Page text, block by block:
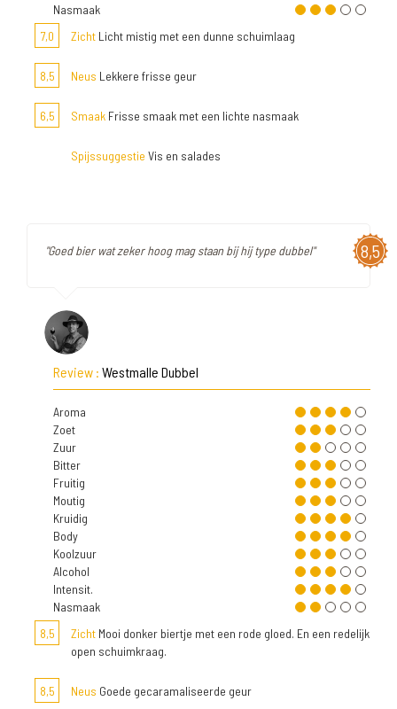
Nasmaak
7,0
Zicht Licht mistig met een dunne schuimlaag
8,5 Neus Lekkere frisse geur
6,5 Smaak Frisse smaak met een lichte nasmaak
Spijssuggestie Vis en salades
8,5
"Goed bier wat zeker hoog mag staan bij hij type dubbel"
Review : Westmalle Dubbel
Aroma
Zoet
Zuur
Bitter
Fruitig
Moutig
Kruidig
Body
Koolzuur
Alcohol
Intensit.
Nasmaak
8,5
Zicht Mooi donker biertje met een rode gloed. En een redelijk
open schuimkraag.
8,5 Neus Goede gecaramaliseerde geur